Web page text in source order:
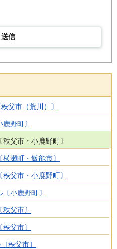
送信
父市（荒川）〕
野町〕
父市・小鹿野町〕
瀬町・飯能市〕
父市・小鹿野町〕
小鹿野町〕
父市〕
父市〕
秩父市］